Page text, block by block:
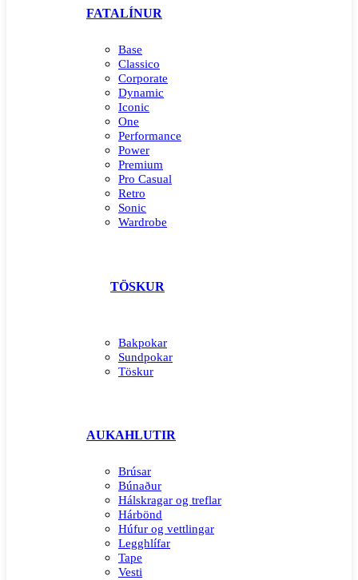
FATALÍNUR
Base
Classico
Corporate
Dynamic
Iconic
One
Performance
Power
Premium
Pro Casual
Retro
Sonic
Wardrobe
TÖSKUR
Bakpokar
Sundpokar
Töskur
AUKAHLUTIR
Brúsar
Búnaður
Hálskragar og treflar
Hárbönd
Húfur og vettlingar
Legghlífar
Tape
Vesti